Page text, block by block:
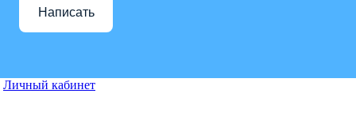
Написать
Личный кабинет